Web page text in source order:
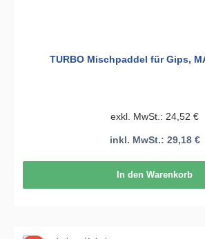
TURBO Mischpaddel für Gips,
exkl. MwSt.: 24,52 €
inkl. MwSt.: 29,18 €
In den Warenkorb